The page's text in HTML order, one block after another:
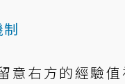
意右方的經驗